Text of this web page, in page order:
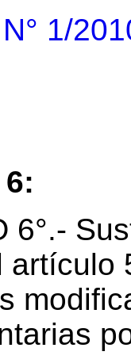
1/
6°.-
artículo